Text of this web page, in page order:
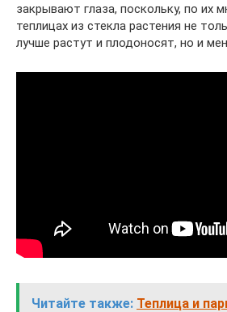
закрывают глаза, поскольку, по их
теплицах из стекла растения не
лучше растут и плодоносят, но и
Читайте также: Теплица и